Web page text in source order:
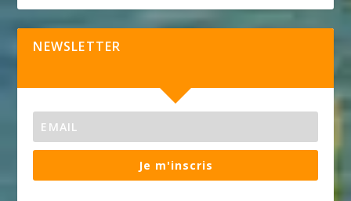
NEWSLETTER
Je m'inscris